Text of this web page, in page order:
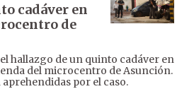
cadáver en
de
hallazgo de un quinto cadáver en
del microcentro de Asunción.
por el caso.